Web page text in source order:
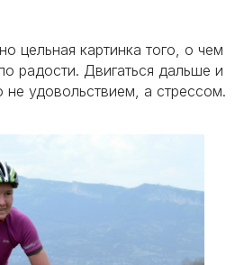
цельная картинка того, о чем
радости. Двигаться дальше и
не удовольствием, а стрессом.